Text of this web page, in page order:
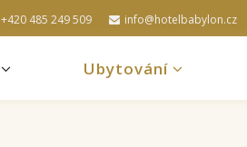
+420 485 249 509 info@hotelbabylon.cz
Ubytování